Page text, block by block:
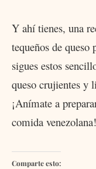
Y ahí tienes, una
tequeños de queso
sigues estos
queso crujientes y
¡Anímate a
comida venezolana!
Comparte esto: